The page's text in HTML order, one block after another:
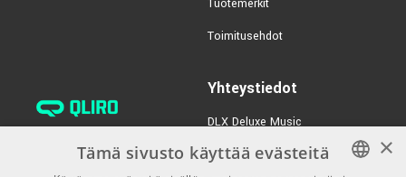
Nektar Impact LX49
mk3
TUOTENUMERO 1093730
Toimitusehdot
Yhteystiedot
DLX Deluxe Music
verkkokaupan asiakaspalvelu:
tilaus@dlxmusic.fi
×
Tämä sivusto käyttää evästeitä